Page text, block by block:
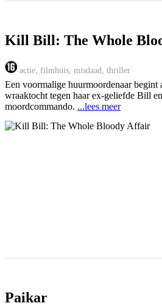
Kill Bill: The Whole
actie, filmhuis, misdaad, thriller
Een voormalige huurmoordenaar begint
wraaktocht tegen haar ex-geliefde Bill
moordcommando. ...lees meer
Paikar